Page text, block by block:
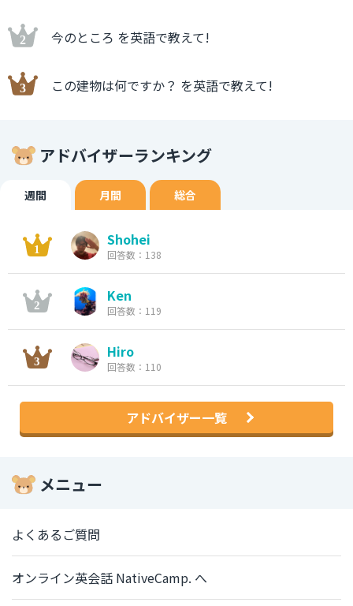
今のところ を英語で教えて!
この建物は何ですか？ を英語で教えて!
アドバイザーランキング
週間 月間 総合
Shohei
回答数：138
Ken
回答数：119
Hiro
回答数：110
アドバイザー一覧
メニュー
よくあるご質問
オンライン英会話 NativeCamp. へ